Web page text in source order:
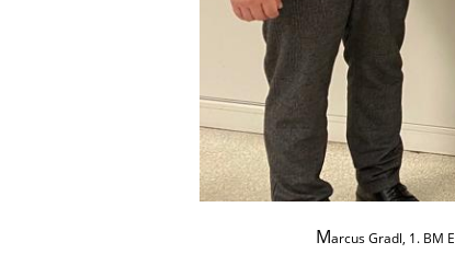
Marcus Gradl, 1. BM